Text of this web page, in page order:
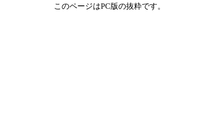
このページはPC版の抜粋です。